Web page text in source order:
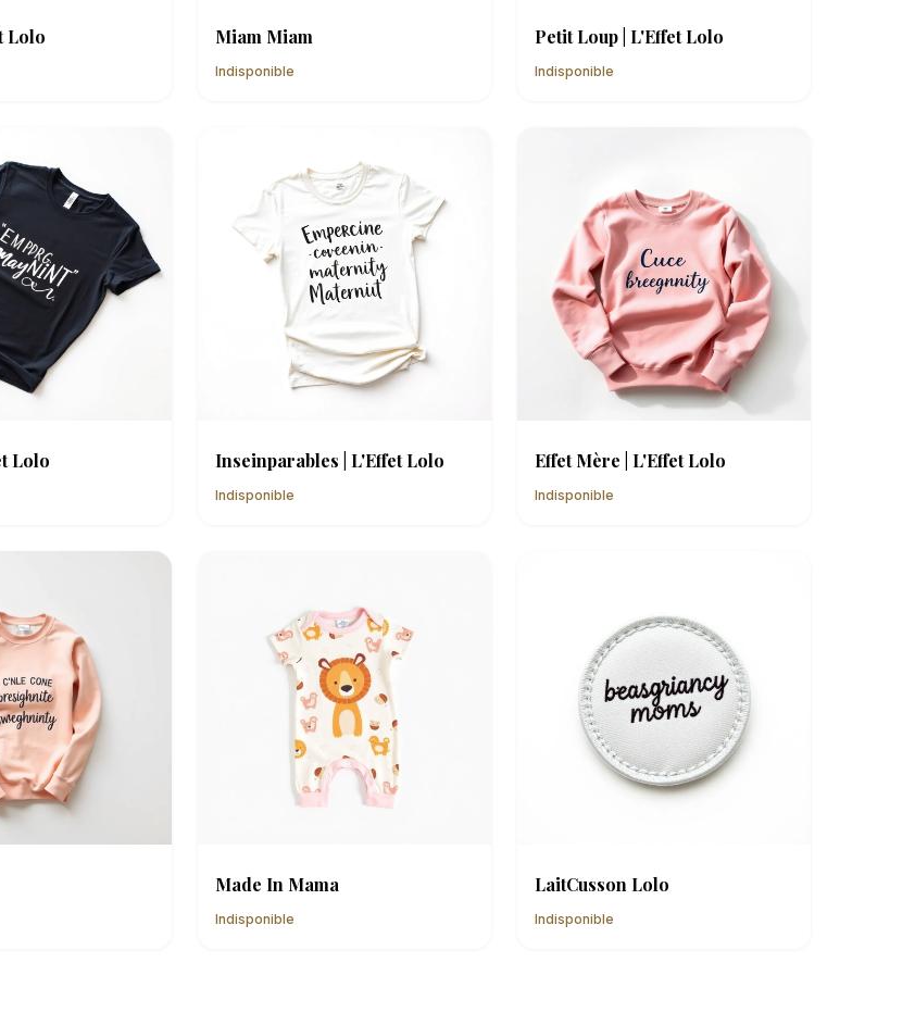
Lolo Miam Miam
Indisponible
Petit Loup | L'Effet Lolo
Indisponible
Lolo Inseinparables | L'Effet Lolo
Indisponible
Effet Mère | L'Effet Lolo
Indisponible
Made In Mama
Indisponible
LaitCusson Lolo
Indisponible